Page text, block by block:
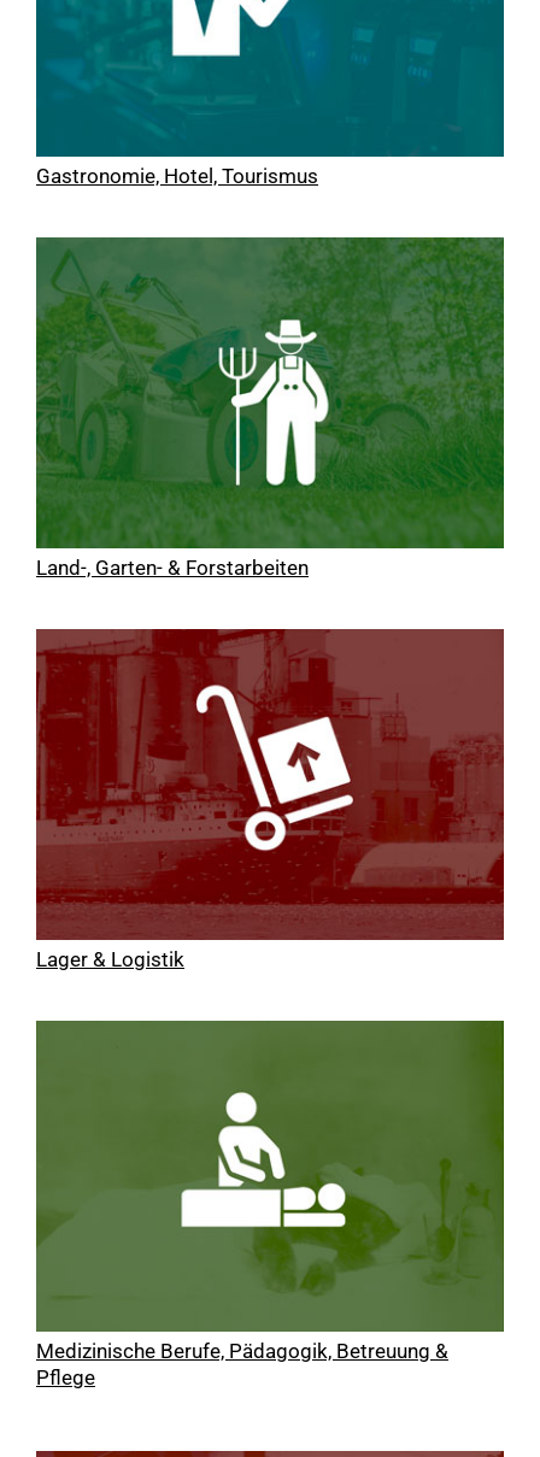
Gastronomie, Hotel, Tourismus
Land-, Garten- & Forstarbeiten
Lager & Logistik
Medizinische Berufe, Pädagogik, Betreuung &
Pflege